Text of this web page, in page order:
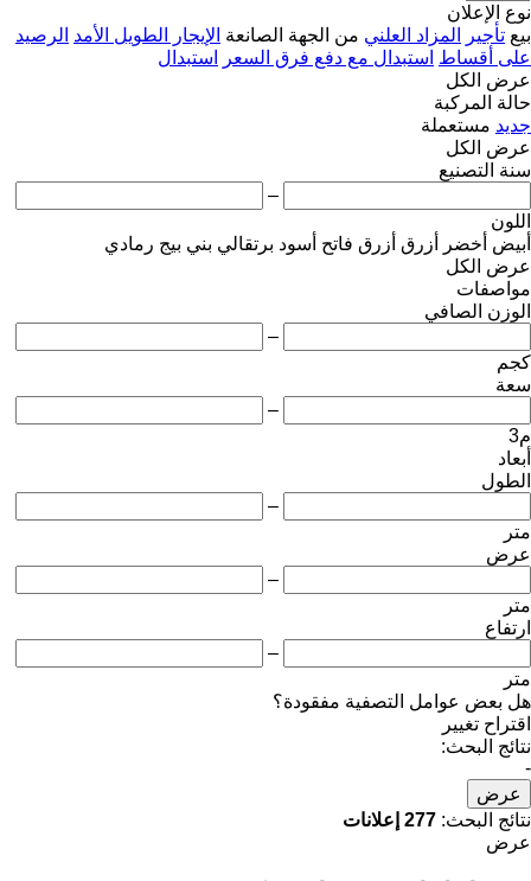
نوع الإعلان
بيع تأجير المزاد العلني من الجهة الصانعة الإيجار الطويل الأمد الرصيد
على أقساط استبدال مع دفع فرق السعر
استبدال
عرض الكل
حالة المركبة
جديد مستعملة
عرض الكل
سنة التصنيع
–
اللون
أبيض أخضر أزرق أزرق فاتح أسود برتقالي بني بيج رمادي
عرض الكل
مواصفات
الوزن الصافي
–
كجم
سعة
–
م3
أبعاد
الطول
–
متر
عرض
–
متر
ارتفاع
–
متر
هل بعض عوامل التصفية مفقودة؟
اقتراح تغيير
نتائج البحث:
-
عرض
نتائج البحث: 277 إعلانات
عرض